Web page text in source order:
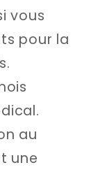
vous
pour la
au
une